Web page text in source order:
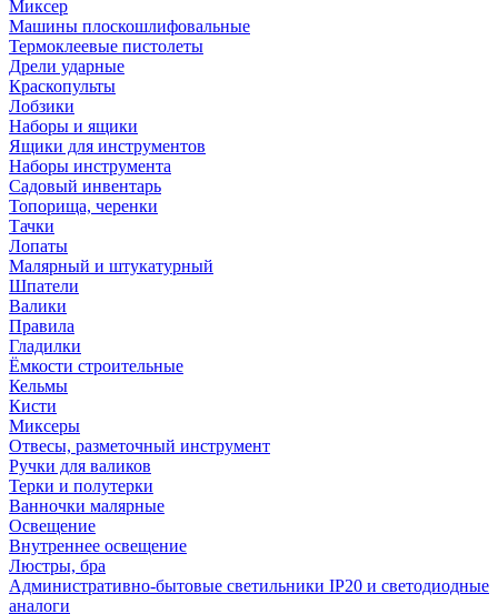
Миксер
Машины плоскошлифовальные
Термоклеевые пистолеты
Дрели ударные
Краскопульты
Лобзики
Наборы и ящики
Ящики для инструментов
Наборы инструмента
Садовый инвентарь
Топорища, черенки
Тачки
Лопаты
Малярный и штукатурный
Шпатели
Валики
Правила
Гладилки
Ёмкости строительные
Кельмы
Кисти
Миксеры
Отвесы, разметочный инструмент
Ручки для валиков
Терки и полутерки
Ванночки малярные
Освещение
Внутреннее освещение
Люстры, бра
Административно-бытовые светильники IP20 и светодиодные
аналоги